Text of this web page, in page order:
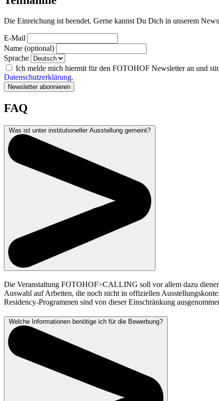
Die Einreichung ist beendet. Gerne kannst Du Dich in unserem
E-Mail
Name (optional)
Sprache
Ich melde mich hiermit für den FOTOHOF Newsletter an und
Datenschutzerklärung.
Newsletter abonnieren
FAQ
Was ist unter institutioneller Ausstellung gemeint?
Die Veranstaltung FOTOHOF>CALLING soll vor allem dazu
Auswahl auf Arbeiten, die noch nicht in offiziellen
Residency-Programmen sind von dieser Einschränkung
Welche Informationen benötige ich für die Bewerbung?